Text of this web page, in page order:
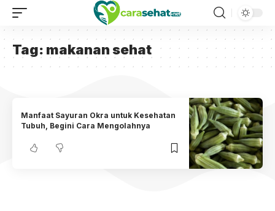
Tag: makanan sehat
Manfaat Sayuran Okra untuk Kesehatan
Tubuh, Begini Cara Mengolahnya